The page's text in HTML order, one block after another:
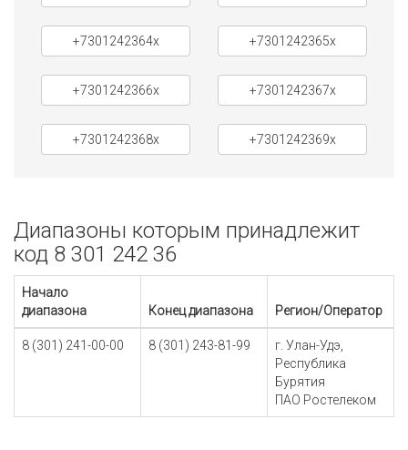
+7301242364x +7301242365x
+7301242366x +7301242367x
+7301242368x +7301242369x
Диапазоны которым принадлежит
код 8 301 242 36
Начало
диапазона
Конец диапазона Регион/Оператор
8 (301) 241-00-00 8 (301) 243-81-99
г. Улан-Удэ,
Республика
Бурятия
ПАО Ростелеком